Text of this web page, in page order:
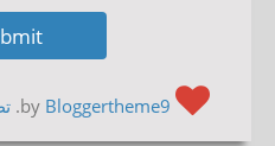
Bloggertheme9
.